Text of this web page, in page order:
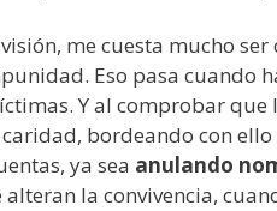
me cuesta mucho
Eso pasa cuando
Y al comprobar
bordeando con
ya sea anulando
alteran la convivencia,